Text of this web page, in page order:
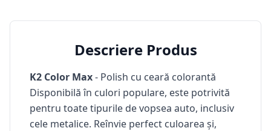
Descriere Produs
K2 Color Max- Polish cu ceară colorantă
Disponibilă în culori populare, este potrivită
pentru toate tipurile de vopsea auto, inclusiv
cele metalice. Reînvie perfect culoarea și,